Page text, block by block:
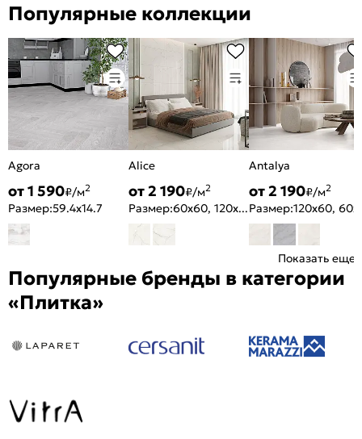
Популярные коллекции
Agora
от 1 590₽/м2
Размер:59.4x14.7
Alice
от 2 190₽/м2
Размер: 60x60, 120x60
Antalya
от 2 190₽/м2
Размер:
Показать еще
Популярные бренды в категории
«Плитка»